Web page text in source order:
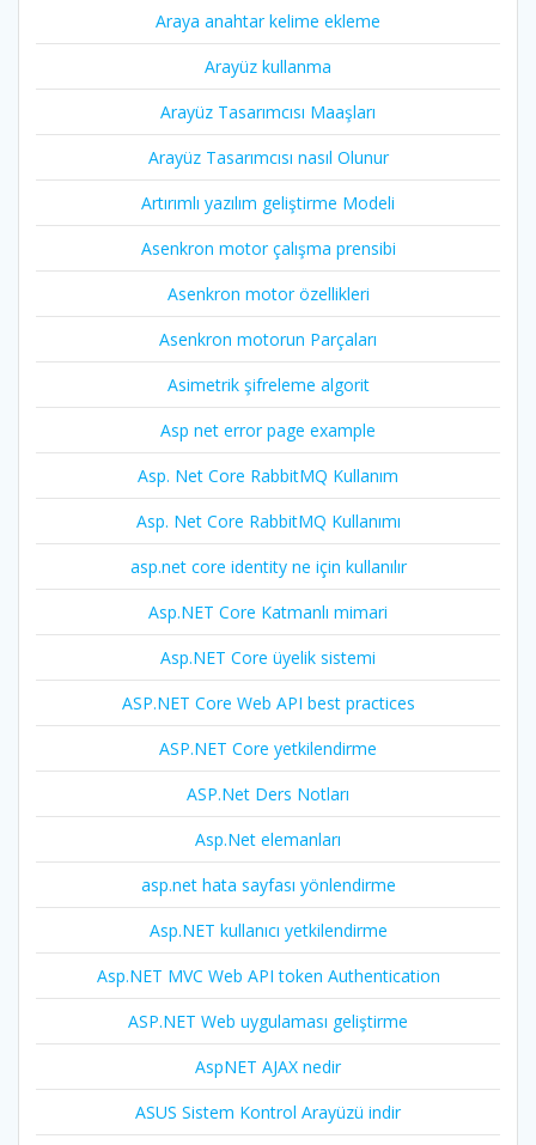
Araya anahtar kelime ekleme
Arayüz kullanma
Arayüz Tasarımcısı Maaşları
Arayüz Tasarımcısı nasıl Olunur
Artırımlı yazılım geliştirme Modeli
Asenkron motor çalışma prensibi
Asenkron motor özellikleri
Asenkron motorun Parçaları
Asimetrik şifreleme algorit
Asp net error page example
Asp. Net Core RabbitMQ Kullanım
Asp. Net Core RabbitMQ Kullanımı
asp.net core identity ne için kullanılır
Asp.NET Core Katmanlı mimari
Asp.NET Core üyelik sistemi
ASP.NET Core Web API best practices
ASP.NET Core yetkilendirme
ASP.Net Ders Notları
Asp.Net elemanları
asp.net hata sayfası yönlendirme
Asp.NET kullanıcı yetkilendirme
Asp.NET MVC Web API token Authentication
ASP.NET Web uygulaması geliştirme
AspNET AJAX nedir
ASUS Sistem Kontrol Arayüzü indir